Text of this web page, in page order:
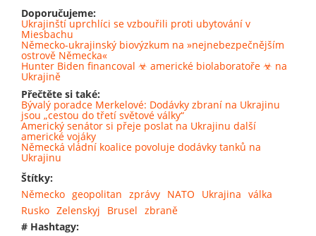
Doporučujeme:
Ukrajinští uprchlíci se vzbouřili proti ubytování v
Miesbachu
Německo-ukrajinský biovýzkum na »nejnebezpečnějším
ostrově Německa«
Hunter Biden financoval ☣ americké biolaboratoře ☣ na
Ukrajině
Přečtěte si také:
Bývalý poradce Merkelové: Dodávky zbraní na Ukrajinu
jsou „cestou do třetí světové války“
Americký senátor si přeje poslat na Ukrajinu další
americké vojáky
Německá vládní koalice povoluje dodávky tanků na
Ukrajinu
Štítky:
Německo geopolitan zprávy NATO Ukrajina válka
Rusko Zelenskyj Brusel zbraně
# Hashtagy: